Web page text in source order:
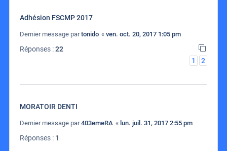
Adhésion FSCMP 2017
Dernier message partonido « ven. oct. 20, 2017 1:05 pm
Réponses :22
1
2
MORATOIR DENTI
Dernier message par403emeRA « lun. juil. 31, 2017 2:55 pm
Réponses : 1